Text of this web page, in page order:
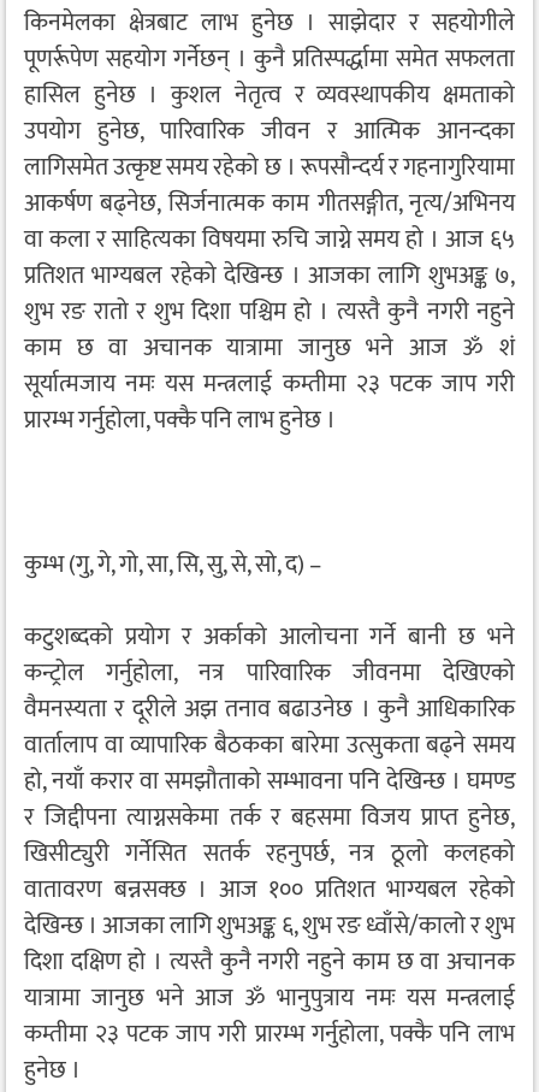
किनमेलका क्षेत्रबाट लाभ हुनेछ । साझेदार र सहयोगीले
पूणर्रूपेण सहयोग गर्नेछन् । कुनै प्रतिस्पर्द्धामा समेत सफलता
हासिल हुनेछ । कुशल नेतृत्व र व्यवस्थापकीय क्षमताको
उपयोग हुनेछ, पारिवारिक जीवन र आत्मिक आनन्दका
लागिसमेत उत्कृष्ट समय रहेको छ । रूपसौन्दर्य र गहनागुरियामा
आकर्षण बढ्नेछ, सिर्जनात्मक काम गीतसङ्गीत, नृत्य/अभिनय
वा कला र साहित्यका विषयमा रुचि जाग्ने समय हो । आज ६५
प्रतिशत भाग्यबल रहेको देखिन्छ । आजका लागि शुभअङ्क ७,
शुभ रङ रातो र शुभ दिशा पश्चिम हो । त्यस्तै कुनै नगरी नहुने
काम छ वा अचानक यात्रामा जानुछ भने आज ॐ शं
सूर्यात्मजाय नमः यस मन्त्रलाई कम्तीमा २३ पटक जाप गरी
प्रारम्भ गर्नुहोला, पक्कै पनि लाभ हुनेछ ।
कुम्भ (गु, गे, गो, सा, सि, सु, से, सो, द) –
कटुशब्दको प्रयोग र अर्काको आलोचना गर्ने बानी छ भने
कन्ट्रोल गर्नुहोला, नत्र पारिवारिक जीवनमा देखिएको
वैमनस्यता र दूरीले अझ तनाव बढाउनेछ । कुनै आधिकारिक
वार्तालाप वा व्यापारिक बैठकका बारेमा उत्सुकता बढ्ने समय
हो, नयाँ करार वा समझौताको सम्भावना पनि देखिन्छ । घमण्ड
र जिद्दीपना त्याग्नसकेमा तर्क र बहसमा विजय प्राप्त हुनेछ,
खिसीट्युरी गर्नेसित सतर्क रहनुपर्छ, नत्र ठूलो कलहको
वातावरण बन्नसक्छ । आज १०० प्रतिशत भाग्यबल रहेको
देखिन्छ । आजका लागि शुभअङ्क ६, शुभ रङ ध्वाँसे/कालो र शुभ
दिशा दक्षिण हो । त्यस्तै कुनै नगरी नहुने काम छ वा अचानक
यात्रामा जानुछ भने आज ॐ भानुपुत्राय नमः यस मन्त्रलाई
कम्तीमा २३ पटक जाप गरी प्रारम्भ गर्नुहोला, पक्कै पनि लाभ
हुनेछ ।